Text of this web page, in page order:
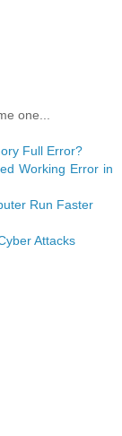
one...
Full Error?
Working Error in
Run Faster
Attacks